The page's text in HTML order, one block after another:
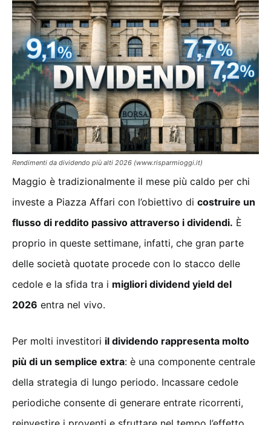
Rendimenti da dividendo più alti 2026 (www.risparmioggi.it)
Maggio è tradizionalmente il mese più caldo per chi
investe a Piazza Affari con l’obiettivo di costruire un
flusso di reddito passivo attraverso i dividendi. È
proprio in queste settimane, infatti, che gran parte
delle società quotate procede con lo stacco delle
cedole e la sfida tra i migliori dividend yield del
2026 entra nel vivo.
Per molti investitori il dividendo rappresenta molto
più di un semplice extra: è una componente centrale
della strategia di lungo periodo. Incassare cedole
periodiche consente di generare entrate ricorrenti,